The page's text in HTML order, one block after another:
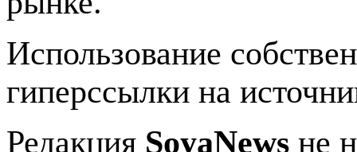
Использование
гиперссылки на
Редакция SoyaNews не